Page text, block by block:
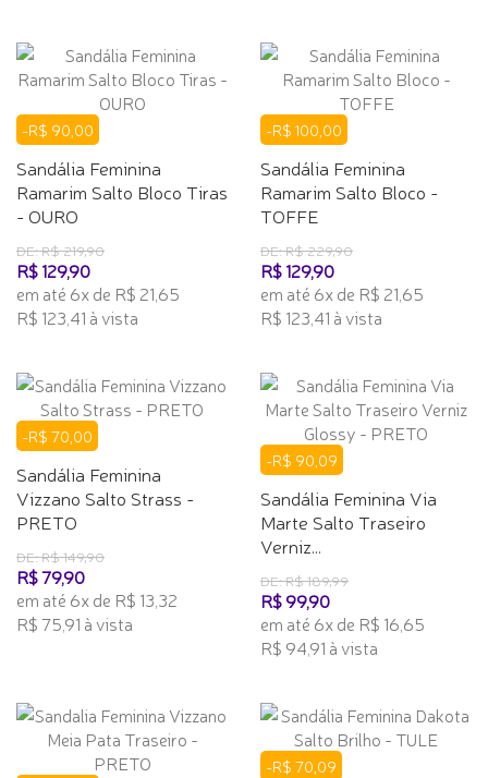
-R$ 90,00
Sandália Feminina
Ramarim Salto Bloco Tiras
- OURO
DE: R$ 219,90
R$ 129,90
em até 6x de R$ 21,65
R$ 123,41 à vista
-R$ 100,00
Sandália Feminina
Ramarim Salto Bloco -
TOFFE
DE: R$ 229,90
R$ 129,90
em até 6x de R$ 21,65
R$ 123,41 à vista
-R$ 70,00
Sandália Feminina
Vizzano Salto Strass -
PRETO
DE: R$ 149,90
R$ 79,90
em até 6x de R$ 13,32
R$ 75,91 à vista
-R$ 90,09
Sandália Feminina Via
Marte Salto Traseiro
Verniz...
DE: R$ 189,99
R$ 99,90
em até 6x de R$ 16,65
R$ 94,91 à vista
-R$ 70,09